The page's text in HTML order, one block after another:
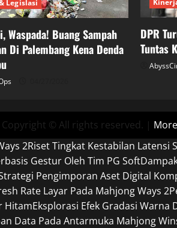
Legislasi
Waspada! Buang Sampah
Di Palembang Kena Denda
DPR
Tuntas
Copyright © All rights reserved. |
2Riset Tingkat Kestabilan Latensi
Gestur Oleh Tim PG Soft
Pengimporan Aset Digital
Rate Layar Pada Mahjong Ways 2
HitamEksplorasi Efek Gradasi Warna
Data Pada Antarmuka Mahjong